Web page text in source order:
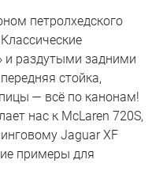
петролхедского
и раздутыми задними
стойка,
— всё по канонам!
нас к McLaren 720S,
Jaguar XF
примеры для